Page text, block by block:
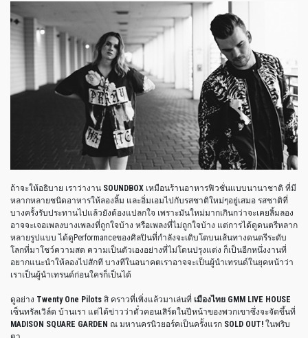
ถ้าจะให้อธิบาย เราว่างาน SOUNDBOX เหมือนร้านอาหารฟิวชั่นแบบนานาชาติ ที่มี
หลากหลายชนิดอาหารให้ลองลิ้ม และอิ่มเอมไปกับรสชาติใหม่ๆอยู่เสมอ รสชาติที่
บางครั้งรับประทานไปแล้วยังต้องแปลกใจ เพราะมันใหม่มากเกินกว่าจะเคยลิ้มลอง
อาจจะเจอเพลงบางเพลงที่ถูกใจบ้าง หรือเพลงที่ไม่ถูกใจบ้าง แต่การได้ดูดนตรีหลาก
หลายรูปแบบ ได้ดูPerformanceของศิลปินที่กำลังจะเติบโตบนเส้นทางดนตรีระดับ
โลกที่มาโชว์ความสด ความเป็นตัวเองอย่างที่ไม่โดนปรุงแต่ง ก็เป็นอีกหนึ่งงานที่
อยากแนะนำให้ลองไปสักที บางทีในอนาคตเราอาจจะเป็นผู้นำเทรนด์ในยุคหน้าว่า
เราเป็นผู้นำเทรนด์ก่อนใครก็เป็นได้
ดูอย่าง Twenty One Pilots สิ คราวที่เพิ่งแล้วมาเล่นที่ เมืองไทย GMM LIVE HOUSE
เซ็นทรัลเวิล์ด บ้านเรา แต่ได้ข่าวว่าตั๋วคอนเสิร์ตในปีหน้าของพวกเขาซึ่งจะจัดขึ้นที่
MADISON SQUARE GARDEN ณ มหานครนิวยอร์คเป็นครั้งแรก SOLD OUT! ในพริบ